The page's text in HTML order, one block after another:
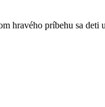
hravého príbehu sa deti